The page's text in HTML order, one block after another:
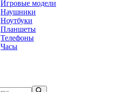
Игровые модели
Наушники
Ноутбуки
Планшеты
Телефоны
Часы